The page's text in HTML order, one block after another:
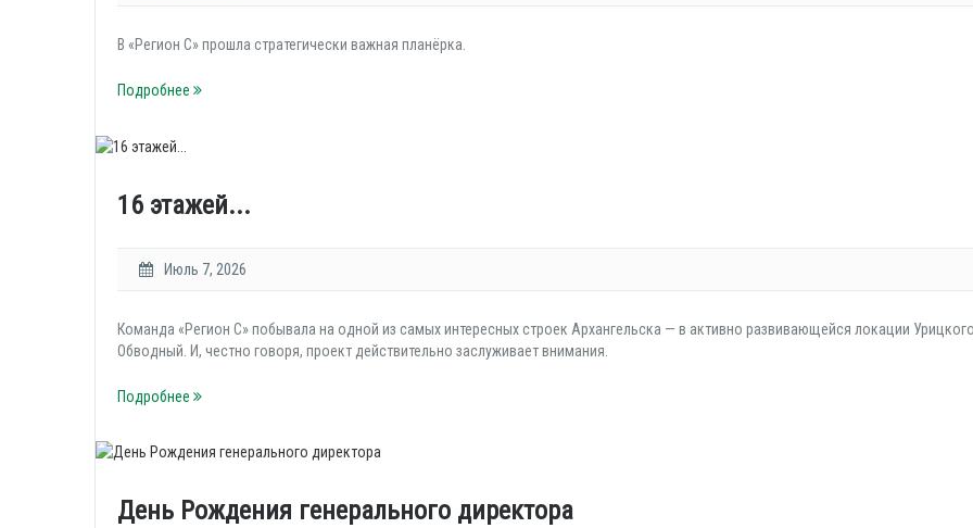
В «Регион С» прошла стратегически важная планёрка.
Подробнее
16 этажей...
Июль 7, 2026
Команда «Регион С» побывала на одной из самых интересных строек Архангельска — в активно развивающейся локации
Обводный. И, честно говоря, проект действительно заслуживает внимания.
Подробнее
День Рождения генерального директора